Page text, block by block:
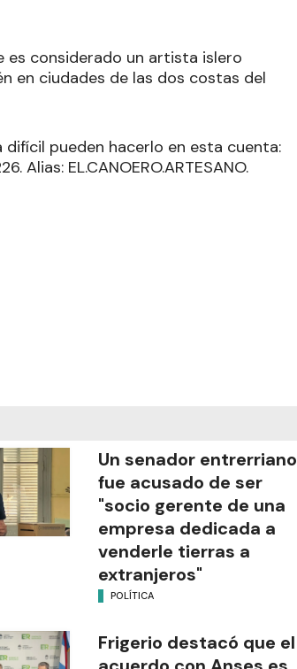
es considerado un artista islero
en ciudades de las dos costas del
pueden hacerlo en esta cuenta:
EL.CANOERO.ARTESANO.
Un senador entrerriano
fue acusado de ser
"socio gerente de una
empresa dedicada a
venderle tierras a
extranjeros"
POLÍTICA
Frigerio destacó que el